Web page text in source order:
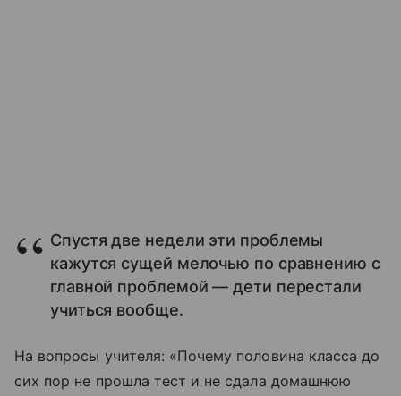
Спустя две недели эти проблемы
кажутся сущей мелочью по сравнению с
главной проблемой — дети перестали
учиться вообще.
На вопросы учителя: «Почему половина класса до
сих пор не прошла тест и не сдала домашнюю